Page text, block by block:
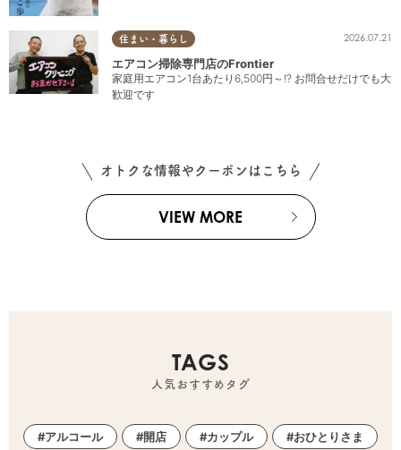
住まい・暮らし 2026.07.21
エアコン掃除専門店のFrontier
家庭用エアコン1台あたり6,500円～!? お問合せだけでも大
歓迎です
オトクな情報やクーポンはこちら
VIEW MORE
TAGS
人気おすすめタグ
アルコール 開店 カップル おひとりさま